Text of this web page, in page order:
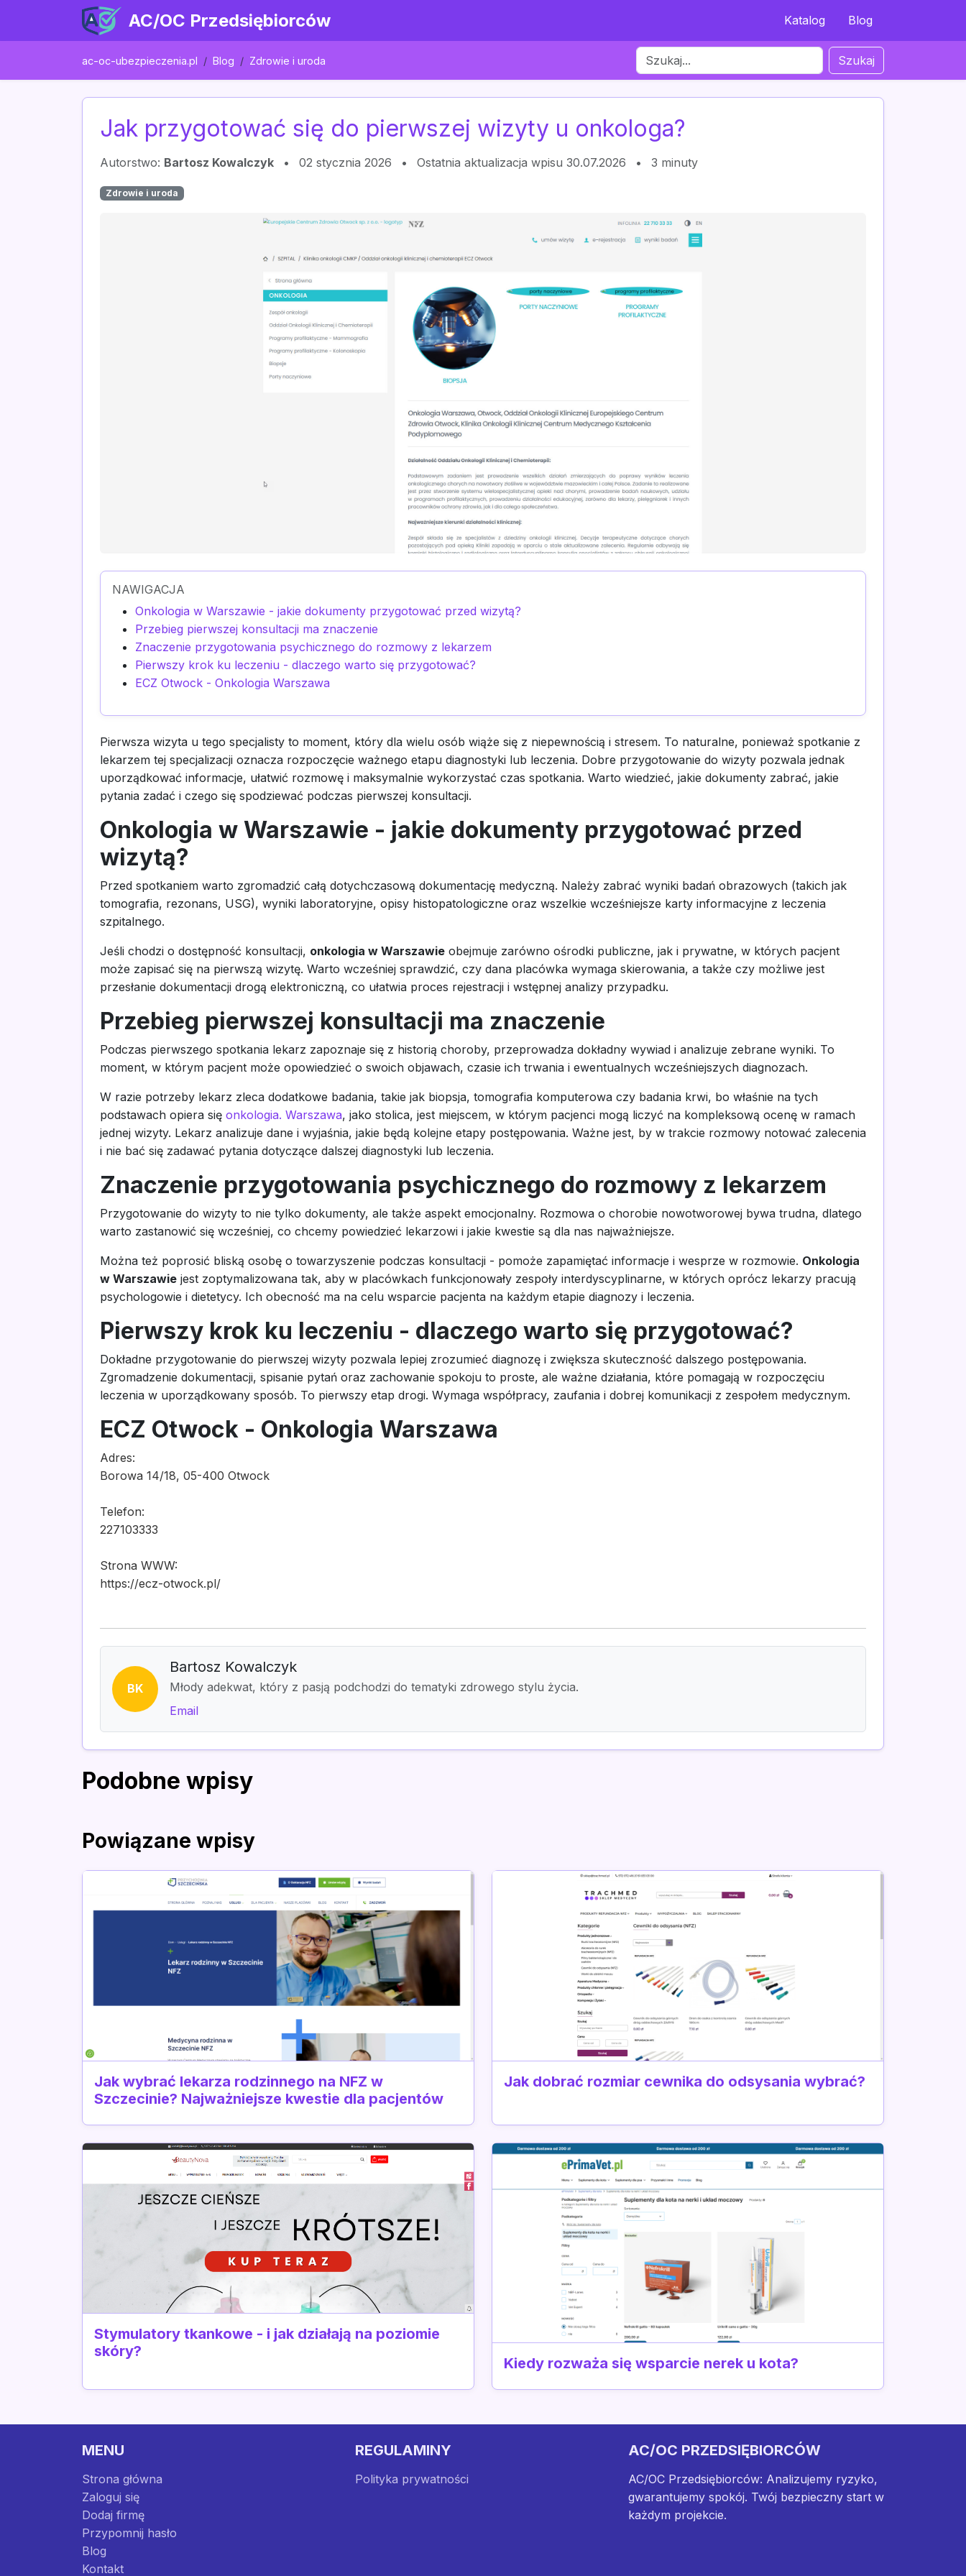
AC/OC Przedsiębiorców Katalog Blog
ac-oc-ubezpieczenia.pl Blog Zdrowie i uroda Szukaj
Jak przygotować się do pierwszej wizyty u onkologa?
Autorstwo: Bartosz Kowalczyk • 02 stycznia 2026 • Ostatnia aktualizacja wpisu 30.07.2026 • 3 minuty
Zdrowie i uroda
NAWIGACJA
Onkologia w Warszawie - jakie dokumenty przygotować przed wizytą?
Przebieg pierwszej konsultacji ma znaczenie
Znaczenie przygotowania psychicznego do rozmowy z lekarzem
Pierwszy krok ku leczeniu - dlaczego warto się przygotować?
ECZ Otwock - Onkologia Warszawa
Pierwsza wizyta u tego specjalisty to moment, który dla wielu osób wiąże się z niepewnością i stresem. To naturalne, ponieważ spotkanie z
lekarzem tej specjalizacji oznacza rozpoczęcie ważnego etapu diagnostyki lub leczenia. Dobre przygotowanie do wizyty pozwala jednak
uporządkować informacje, ułatwić rozmowę i maksymalnie wykorzystać czas spotkania. Warto wiedzieć, jakie dokumenty zabrać, jakie
pytania zadać i czego się spodziewać podczas pierwszej konsultacji.
Onkologia w Warszawie - jakie dokumenty przygotować przed
wizytą?
Przed spotkaniem warto zgromadzić całą dotychczasową dokumentację medyczną. Należy zabrać wyniki badań obrazowych (takich jak
tomografia, rezonans, USG), wyniki laboratoryjne, opisy histopatologiczne oraz wszelkie wcześniejsze karty informacyjne z leczenia
szpitalnego.
Jeśli chodzi o dostępność konsultacji, onkologia w Warszawie obejmuje zarówno ośrodki publiczne, jak i prywatne, w których pacjent
może zapisać się na pierwszą wizytę. Warto wcześniej sprawdzić, czy dana placówka wymaga skierowania, a także czy możliwe jest
przesłanie dokumentacji drogą elektroniczną, co ułatwia proces rejestracji i wstępnej analizy przypadku.
Przebieg pierwszej konsultacji ma znaczenie
Podczas pierwszego spotkania lekarz zapoznaje się z historią choroby, przeprowadza dokładny wywiad i analizuje zebrane wyniki. To
moment, w którym pacjent może opowiedzieć o swoich objawach, czasie ich trwania i ewentualnych wcześniejszych diagnozach.
W razie potrzeby lekarz zleca dodatkowe badania, takie jak biopsja, tomografia komputerowa czy badania krwi, bo właśnie na tych
podstawach opiera się onkologia. Warszawa, jako stolica, jest miejscem, w którym pacjenci mogą liczyć na kompleksową ocenę w ramach
jednej wizyty. Lekarz analizuje dane i wyjaśnia, jakie będą kolejne etapy postępowania. Ważne jest, by w trakcie rozmowy notować zalecenia
i nie bać się zadawać pytania dotyczące dalszej diagnostyki lub leczenia.
Znaczenie przygotowania psychicznego do rozmowy z lekarzem
Przygotowanie do wizyty to nie tylko dokumenty, ale także aspekt emocjonalny. Rozmowa o chorobie nowotworowej bywa trudna, dlatego
warto zastanowić się wcześniej, co chcemy powiedzieć lekarzowi i jakie kwestie są dla nas najważniejsze.
Można też poprosić bliską osobę o towarzyszenie podczas konsultacji - pomoże zapamiętać informacje i wesprze w rozmowie. Onkologia
w Warszawie jest zoptymalizowana tak, aby w placówkach funkcjonowały zespoły interdyscyplinarne, w których oprócz lekarzy pracują
psychologowie i dietetycy. Ich obecność ma na celu wsparcie pacjenta na każdym etapie diagnozy i leczenia.
Pierwszy krok ku leczeniu - dlaczego warto się przygotować?
Dokładne przygotowanie do pierwszej wizyty pozwala lepiej zrozumieć diagnozę i zwiększa skuteczność dalszego postępowania.
Zgromadzenie dokumentacji, spisanie pytań oraz zachowanie spokoju to proste, ale ważne działania, które pomagają w rozpoczęciu
leczenia w uporządkowany sposób. To pierwszy etap drogi. Wymaga współpracy, zaufania i dobrej komunikacji z zespołem medycznym.
ECZ Otwock - Onkologia Warszawa
Adres:
Borowa 14/18, 05-400 Otwock
Telefon:
227103333
Strona WWW:
https://ecz-otwock.pl/
BK
Bartosz Kowalczyk
Młody adekwat, który z pasją podchodzi do tematyki zdrowego stylu życia.
Email
Podobne wpisy
Powiązane wpisy
Jak wybrać lekarza rodzinnego na NFZ w
Szczecinie? Najważniejsze kwestie dla pacjentów
Jak dobrać rozmiar cewnika do odsysania wybrać?
Stymulatory tkankowe - i jak działają na poziomie
skóry?
Kiedy rozważa się wsparcie nerek u kota?
MENU
Strona główna
Zaloguj się
Dodaj firmę
Przypomnij hasło
Blog
Kontakt
REGULAMINY
Polityka prywatności
AC/OC PRZEDSIĘBIORCÓW
AC/OC Przedsiębiorców: Analizujemy ryzyko,
gwarantujemy spokój. Twój bezpieczny start w
każdym projekcie.